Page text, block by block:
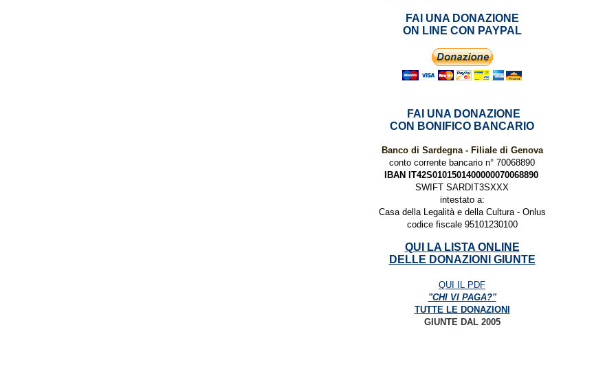
FAI UNA DONAZIONE
ON LINE CON PAYPAL
FAI UNA DONAZIONE
CON BONIFICO BANCARIO
Banco di Sardegna - Filiale di Genova
conto corrente bancario n° 70068890
IBAN IT42S0101501400000070068890
SWIFT SARDIT3SXXX
intestato a:
Casa della Legalità e della Cultura - Onlus
codice fiscale 95101230100
QUI LA LISTA ONLINE
DELLE DONAZIONI GIUNTE
QUI IL PDF
"CHI VI PAGA?"
TUTTE LE DONAZIONI
GIUNTE DAL 2005